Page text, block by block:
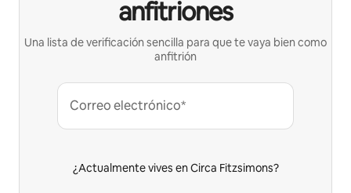
anfitriones
Una lista de verificación sencilla para que te vaya bien como
anfitrión
Correo electrónico*
¿Actualmente vives en Circa Fitzsimons?